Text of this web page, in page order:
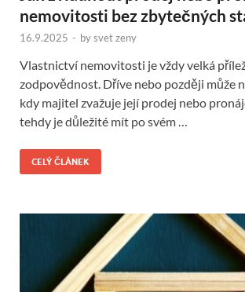
nemovitosti bez zbytečných
16.9.2025 - bysvet zeny
Vlastnictví nemovitosti je vždy velká
zodpovědnost. Dříve nebo později může
kdy majitel zvažuje její prodej nebo
tehdy je důležité mít po svém …
CELÝ ČLÁNEK